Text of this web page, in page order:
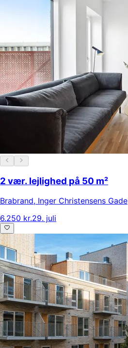
2 vær. lejlighed på 50 m²
Brabrand, Inger Christensens Gade
6.250 kr.29. juli